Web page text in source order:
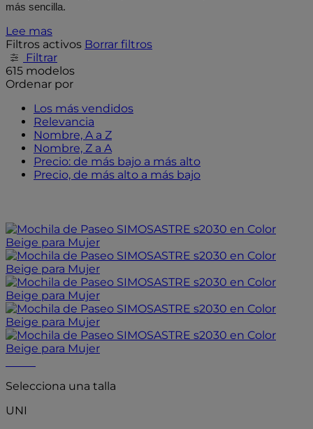
más sencilla.
Lee mas
Filtros activos Borrar filtros
Filtrar
615 modelos
Ordenar por
Los más vendidos
Relevancia
Nombre, A a Z
Nombre, Z a A
Precio: de más bajo a más alto
Precio, de más alto a más bajo
Selecciona una talla
UNI